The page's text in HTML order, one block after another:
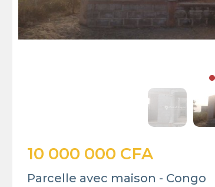
10 000 000 CFA
Parcelle avec maison - Congo